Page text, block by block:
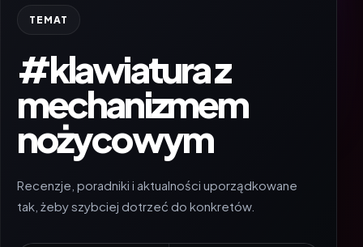
TEMAT
#klawiatura z
mechanizmem
nożycowym
Recenzje, poradniki i aktualności uporządkowane
tak, żeby szybciej dotrzeć do konkretów.